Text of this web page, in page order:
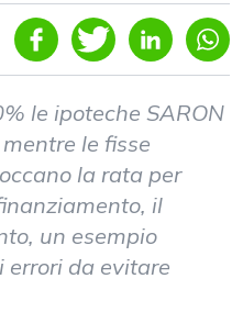
le ipoteche SARON
le fisse
la rata per
il
un esempio
errori da evitare